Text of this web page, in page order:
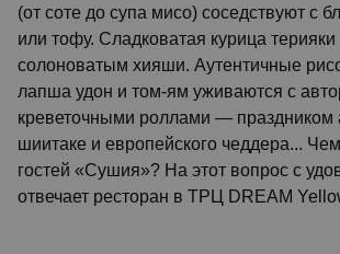
(от соте до супа мисо) соседствуют с
или тофу. Сладковатая курица терияки
солоноватым хияши. Аутентичные
лапша удон и том-ям уживаются с
креветочными роллами — праздником
шиитаке и европейского чеддера...
гостей «Сушия»? На этот вопрос с
отвечает ресторан в ТРЦ DREAM